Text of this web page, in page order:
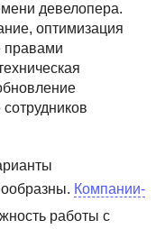
девелопера.
оптимизация
правами
Компании-
работы с